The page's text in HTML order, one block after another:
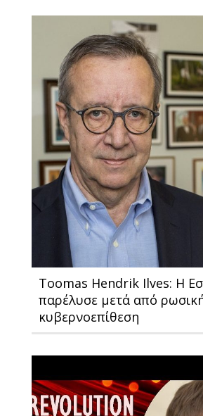
Toomas Hendrik Ilves: Η
παρέλυσε μετά από
κυβερνοεπίθεση